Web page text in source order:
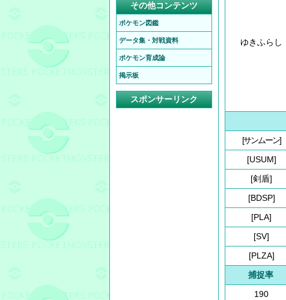
ゆきふらし
[サンムーン]
[USUM]
[剣盾]
[BDSP]
[PLA]
[SV]
[PLZA]
捕捉率
190
その他コンテンツ
ポケモン図鑑
データ集・対戦資料
ポケモン育成論
掲示板
スポンサーリンク